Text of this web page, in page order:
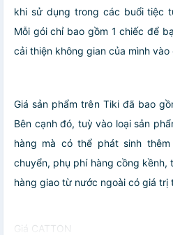
khi sử dụng trong các buổi tiệc
Mỗi gói chỉ bao gồm 1 chiếc để
cải thiện không gian của mình
Giá sản phẩm trên Tiki đã bao
Bên cạnh đó, tuỳ vào loại sản
hàng mà có thể phát sinh
chuyển, phụ phí hàng cồng kềnh,
hàng giao từ nước ngoài có giá trị
Giá CATTON